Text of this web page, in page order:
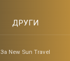
ДРУГИ
За New Sun Travel